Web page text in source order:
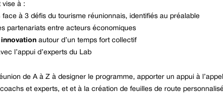
vise à :
face à 3 défis du tourisme réunionnais, identifiés au préalable
partenariats entre acteurs économiques
innovation autour d’un temps fort collectif
l’appui d’experts du Lab
de A à Z à designer le programme, apporter un appui à
et experts, et et à la création de feuilles de route